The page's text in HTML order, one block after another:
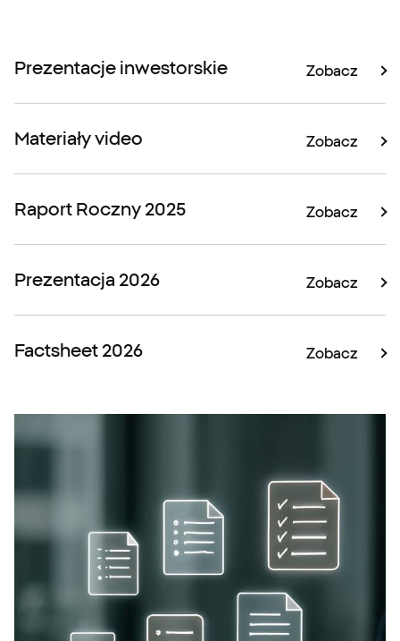
Prezentacje inwestorskie Zobacz
Materiały video Zobacz
Raport Roczny 2025 Zobacz
Prezentacja 2026 Zobacz
Factsheet 2026 Zobacz